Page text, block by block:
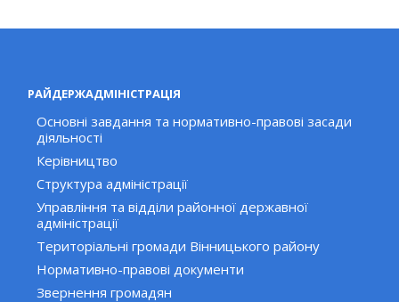
РАЙДЕРЖАДМІНІСТРАЦІЯ
Основні завдання та нормативно-правові засади
діяльності
Керівництво
Структура адміністрації
Управління та відділи районної державної
адміністрації
Територіальні громади Вінницького району
Нормативно-правові документи
Звернення громадян